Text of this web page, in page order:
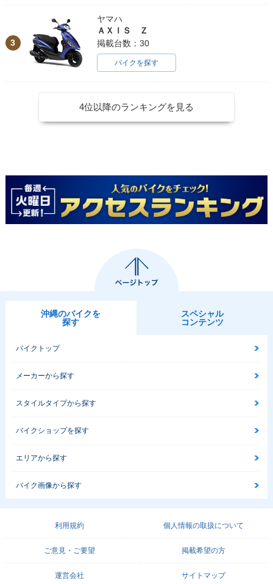
3
ヤマハ
ＡＸＩＳ Ｚ
掲載台数：30
バイクを探す
4位以降のランキングを見る
沖縄のバイクを
探す
スペシャル
コンテンツ
バイクトップ
メーカーから探す
スタイルタイプから探す
バイクショップを探す
エリアから探す
バイク画像から探す
利用規約 個人情報の取扱について
ご意見・ご要望 掲載希望の方
運営会社 サイトマップ